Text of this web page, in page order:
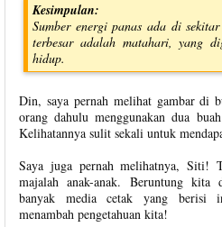
Kesimpulan:
Sumber energi panas ada di
terbesar adalah matahari, yang
hidup.
Din, saya pernah melihat gambar di
orang dahulu menggunakan dua
Kelihatannya sulit sekali untuk
Saya juga pernah melihatnya, Siti!
majalah anak-anak. Beruntung
banyak media cetak yang berisi
menambah pengetahuan kita!